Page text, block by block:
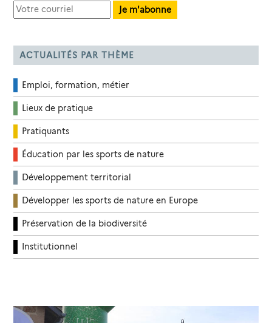
ACTUALITÉS PAR THÈME
Emploi, formation, métier
Lieux de pratique
Pratiquants
Éducation par les sports de nature
Développement territorial
Développer les sports de nature en Europe
Préservation de la biodiversité
Institutionnel